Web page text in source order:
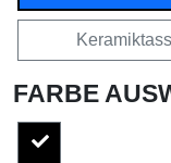
FARBE